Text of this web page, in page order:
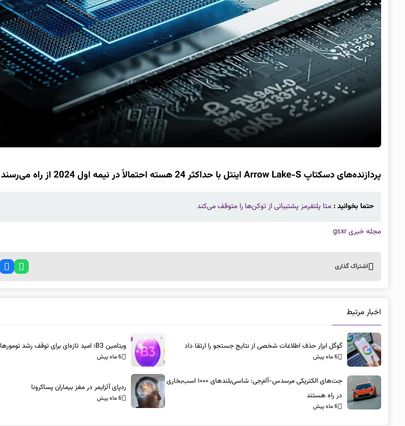
پردازنده‌های دسکتاپ Arrow Lake-S اینتل با حداکثر 24 هسته احتمالاً در نیمه اول 2024 از راه می‌رسند
حتما بخوانید : متا پلتفرمز پشتیبانی از توکن‌ها را متوقف می‌کند
مجله خبری gsxr
اشتراک گذاری
اخبار مرتبط
گوگل ابزار حذف اطلاعات شخصی از نتایج جستجو را ارتقا داد
6 ماه پیش
ویتامین B3؛ امید تازه‌ای برای توقف رشد تومورهای مغزی خطرناک
6 ماه پیش
جت‌های الکتریکی مرسدس-آام‌جی: شاسی‌بلندهای ۱۰۰۰ اسب‌بخاری
در راه هستند
6 ماه پیش
ردپای آلزایمر در مغز بیماران پساکرونا
6 ماه پیش